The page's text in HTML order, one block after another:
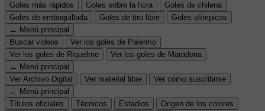
Goles más rápidos
Goles sobre la hora
Goles de chilena
Goles de emboquillada
Goles de tiro libre
Goles olímpicos
← Menú principal
Buscar videos
Ver los goles de Palermo
Ver los goles de Riquelme
Ver los goles de Maradona
← Menú principal
Ver Archivo Digital
Ver material libre
Ver cómo suscribirse
← Menú principal
Títulos oficiales
Técnicos Estadios
Origen de los colores